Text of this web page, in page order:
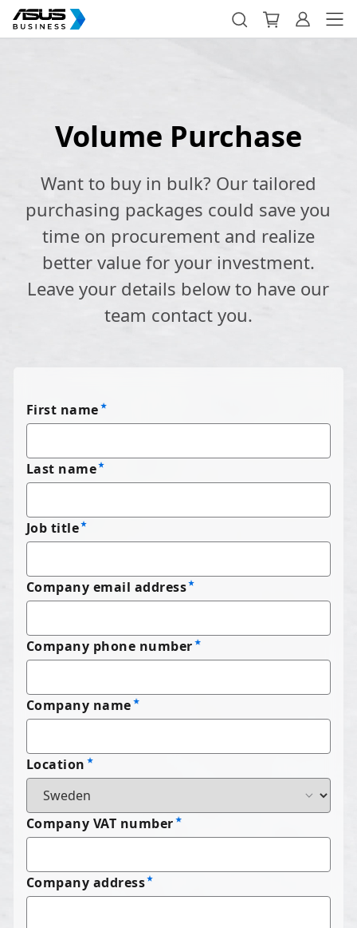
Volume Purchase
Want to buy in bulk? Our tailored
purchasing packages could save you
time on procurement and realize
better value for your investment.
Leave your details below to have our
team contact you.
First name
Last name
Job title
Company email address
Company phone number
Company name
Location
Company VAT number
Company address